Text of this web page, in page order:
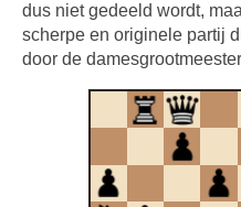
dus niet gedeeld wordt,
scherpe en originele partij
door de